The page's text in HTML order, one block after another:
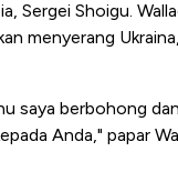
Sergei Shoigu.
menyerang
saya berbohong
Anda," papar
Mana